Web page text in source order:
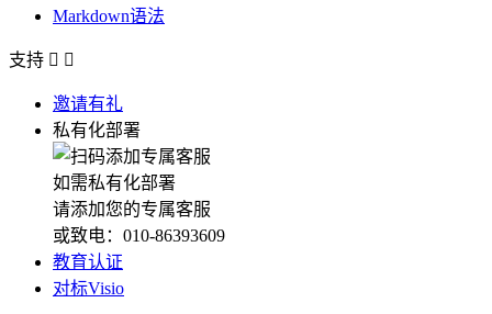
Markdown语法
支持  
邀请有礼
私有化部署
如需私有化部署
请添加您的专属客服
或致电：010-86393609
教育认证
对标Visio